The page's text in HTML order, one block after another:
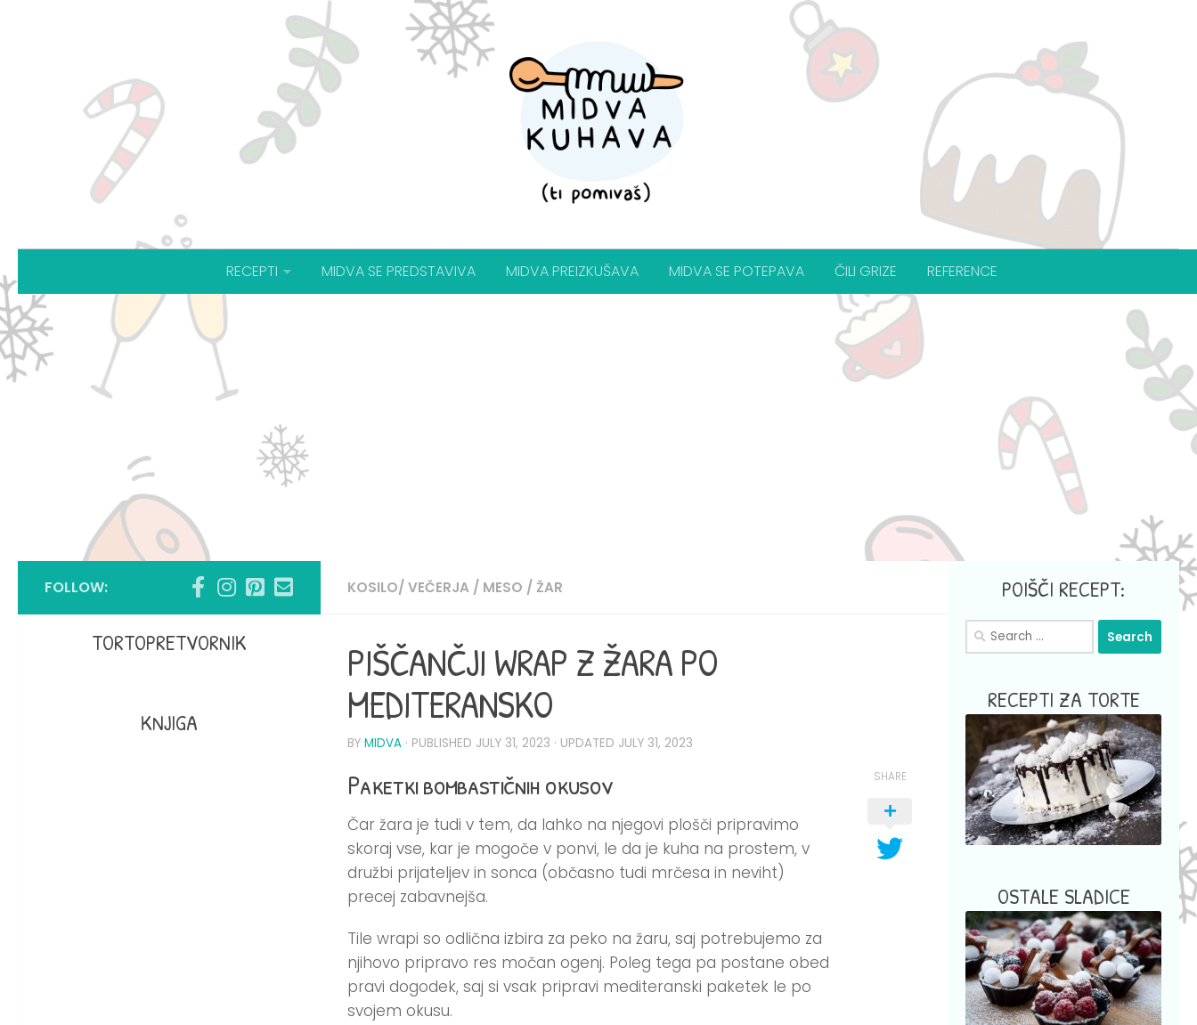
RECEPTI MIDVA SE PREDSTAVIVA MIDVA PREIZKUŠAVA MIDVA SE POTEPAVA ČILI GRIZE REFERENCE
KOSILO/ VEČERJA / MESO / ŽAR
PIŠČANČJI WRAP Z ŽARA PO
MEDITERANSKO
BY MIDVA · PUBLISHED JULY 31, 2023 · UPDATED JULY 31, 2023
Paketki bombastičnih okusov
Čar žara je tudi v tem, da lahko na njegovi plošči pripravimo
skoraj vse, kar je mogoče v ponvi, le da je kuha na prostem, v
družbi prijateljev in sonca (občasno tudi mrčesa in neviht)
precej zabavnejša.
Tile wrapi so odlična izbira za peko na žaru, saj potrebujemo za
njihovo pripravo res močan ogenj. Poleg tega pa postane obed
pravi dogodek, saj si vsak pripravi mediteranski paketek le po
svojem okusu.
SHARE
FOLLOW:
TORTOPRETVORNIK
KNJIGA
POIŠČI RECEPT:
Search
for:
RECEPTI ZA TORTE
OSTALE SLADICE